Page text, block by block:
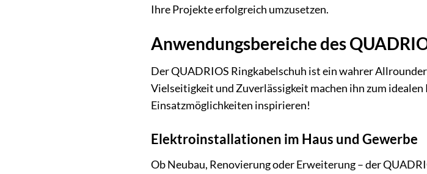
Ihre Projekte erfolgreich umzusetzen.
Anwendungsbereiche des
Der QUADRIOS Ringkabelschuh ist ein wahrer
Vielseitigkeit und Zuverlässigkeit machen ihn zum
Einsatzmöglichkeiten inspirieren!
Elektroinstallationen im Haus und Gewerbe
Ob Neubau, Renovierung oder Erweiterung – der